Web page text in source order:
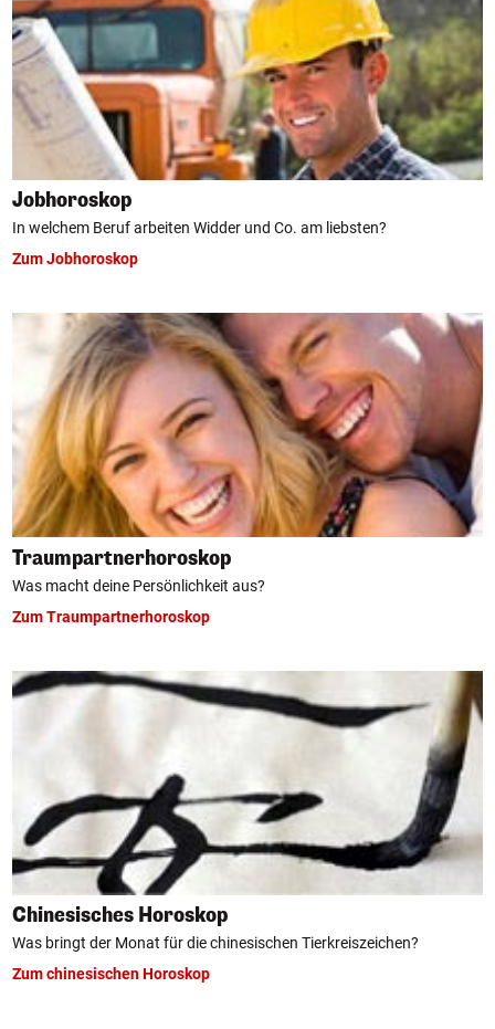
Jobhoroskop
In welchem Beruf arbeiten Widder und Co. am liebsten?
Zum Jobhoroskop
Traumpartnerhoroskop
Was macht deine Persönlichkeit aus?
Zum Traumpartnerhoroskop
Chinesisches Horoskop
Was bringt der Monat für die chinesischen Tierkreiszeichen?
Zum chinesischen Horoskop